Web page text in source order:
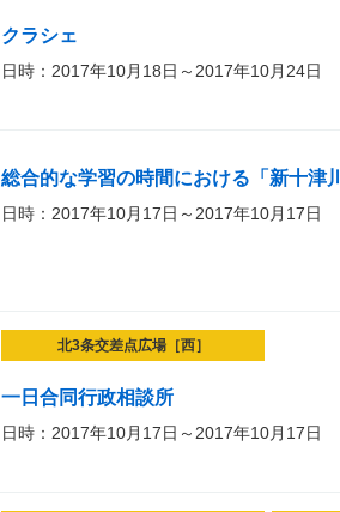
クラシェ
日時：2017年10月18日～2017年10月24日
総合的な学習の時間における「新十津
日時：2017年10月17日～2017年10月17日
北3条交差点広場［西］
一日合同行政相談所
日時：2017年10月17日～2017年10月17日